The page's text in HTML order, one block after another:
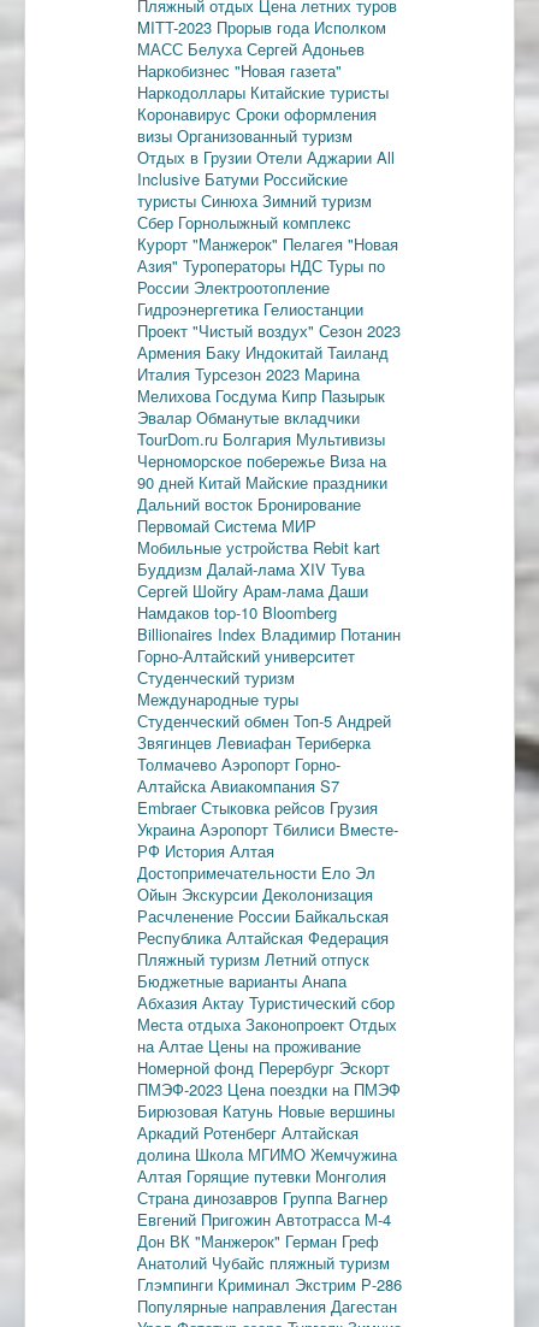
Пляжный отдых Цена летних туров
MITT-2023 Прорыв года Исполком
МАСС Белуха Сергей Адоньев
Наркобизнес "Новая газета"
Наркодоллары Китайские туристы
Коронавирус Сроки оформления
визы Организованный туризм
Отдых в Грузии Отели Аджарии All
Inclusive Батуми Российские
туристы Синюха Зимний туризм
Сбер Горнолыжный комплекс
Курорт "Манжерок" Пелагея "Новая
Азия" Туроператоры НДС Туры по
России Электроотопление
Гидроэнергетика Гелиостанции
Проект "Чистый воздух" Сезон 2023
Армения Баку Индокитай Таиланд
Италия Турсезон 2023 Марина
Мелихова Госдума Кипр Пазырык
Эвалар Обманутые вкладчики
TourDom.ru Болгария Мультивизы
Черноморское побережье Виза на
90 дней Китай Майские праздники
Дальний восток Бронирование
Первомай Система МИР
Мобильные устройства Rebit kart
Буддизм Далай-лама XIV Тува
Сергей Шойгу Арам-лама Даши
Намдаков top-10 Bloomberg
Billionaires Index Владимир Потанин
Горно-Алтайский университет
Студенческий туризм
Международные туры
Студенческий обмен Топ-5 Андрей
Звягинцев Левиафан Териберка
Толмачево Аэропорт Горно-
Алтайска Авиакомпания S7
EmbraerСтыковка рейсов Грузия
Украина Аэропорт Тбилиси Вместе-
РФ История Алтая
Достопримечательности Ело Эл
Ойын Экскурсии Деколонизация
Расчленение России Байкальская
Республика Алтайская Федерация
Пляжный туризм Летний отпуск
Бюджетные варианты Анапа
Абхазия Актау Туристический сбор
Места отдыха Законопроект Отдых
на Алтае Цены на проживание
Номерной фонд Перербург Эскорт
ПМЭФ-2023 Цена поездки на ПМЭФ
Бирюзовая Катунь Новые вершины
Аркадий Ротенберг Алтайская
долина Школа МГИМО Жемчужина
Алтая Горящие путевки Монголия
Страна динозавров Группа Вагнер
Евгений Пригожин Автотрасса М-4
Дон ВК "Манжерок" Герман Греф
Анатолий Чубайс пляжный туризм
Глэмпинги Криминал Экстрим Р-286
Популярные направления Дагестан